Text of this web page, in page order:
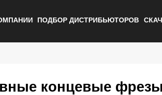
ПОДБОР ДИСТРИБЬЮТОРОВ
концевые